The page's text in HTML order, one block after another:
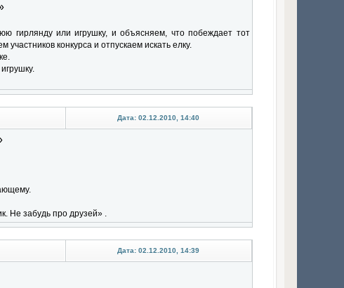
гирлянду или игрушку, и объясняем, что побеждает тот
конкурса и отпускаем искать елку.
Дата: 02.12.2010, 14:40
Не забудь про друзей» .
Дата: 02.12.2010, 14:39